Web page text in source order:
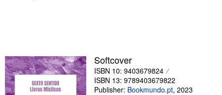
Textbooks
Sellers
Start Selling
Softcover
ISBN 10: 9403679824
ISBN 13: 9789403679822
Publisher: Bookmundo.pt, 2023